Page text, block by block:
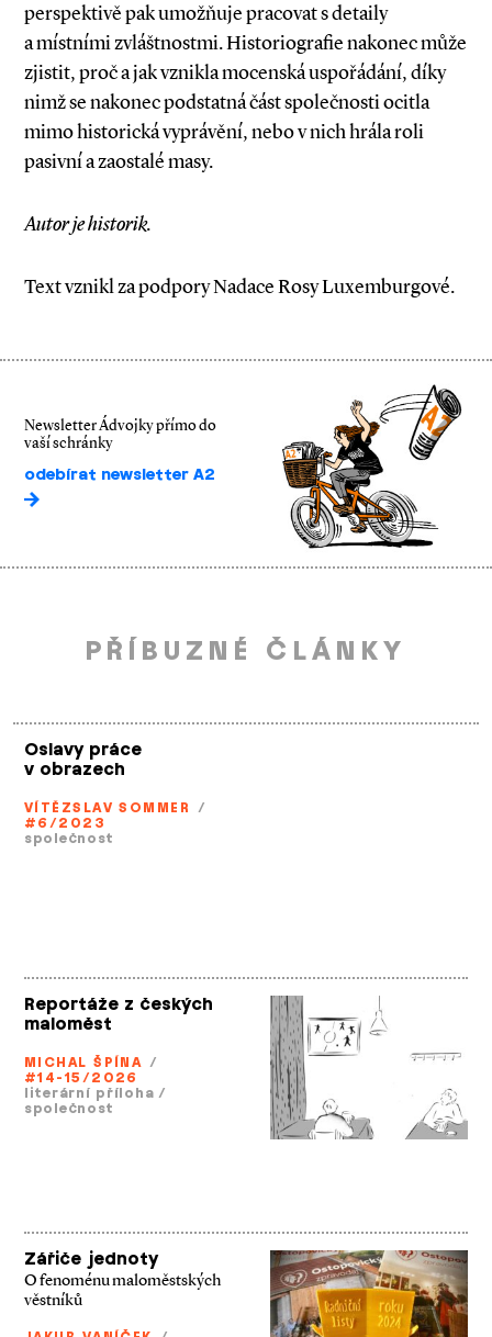
perspektivě pak umožňuje pracovat s detaily
a místními zvláštnostmi. Historiografie nakonec může
zjistit, proč a jak vznikla mocenská uspořádání, díky
nimž se nakonec podstatná část společnosti ocitla
mimo historická vyprávění, nebo v nich hrála roli
pasivní a zaostalé masy.
Autor je historik.
Text vznikl za podpory Nadace Rosy Luxemburgové.
Newsletter Ádvojky přímo do
vaší schránky
odebírat newsletter A2
PŘÍBUZNÉ ČLÁNKY
Oslavy práce
v obrazech
VÍTĚZSLAV SOMMER /
#6/2023
společnost
Reportáže z českých
maloměst
MICHAL ŠPÍNA /
#14-15/2026
literární příloha /
společnost
Zářiče jednoty
O fenoménu maloměstských
věstníků